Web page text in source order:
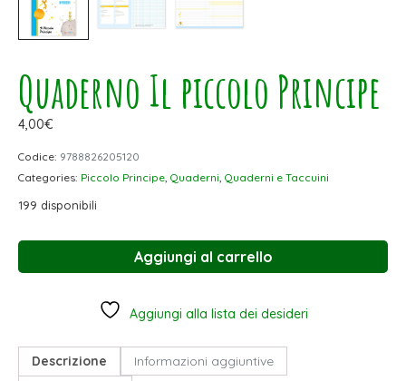
Quaderno Il piccolo Principe
4,00€
Codice: 9788826205120
Categories: Piccolo Principe, Quaderni, Quaderni e Taccuini
199 disponibili
Aggiungi al carrello
Aggiungi alla lista dei desideri
Descrizione
Informazioni aggiuntive